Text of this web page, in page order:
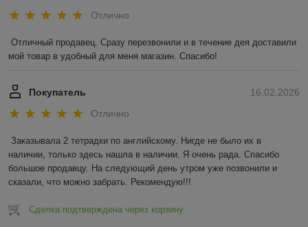
Отлично
Отличный продавец. Сразу перезвонили и в течение дея доставили
мой товар в удобный для меня магазин. Спасибо!
16.02.2026
Покупатель
Отлично
Заказывала 2 тетрадки по английскому. Нигде не было их в
наличии, только здесь нашла в наличии. Я очень рада. Спасибо
большое продавцу. На следующий день утром уже позвонили и
сказали, что можно забрать. Рекомендую!!!
Сделка подтверждена через корзину